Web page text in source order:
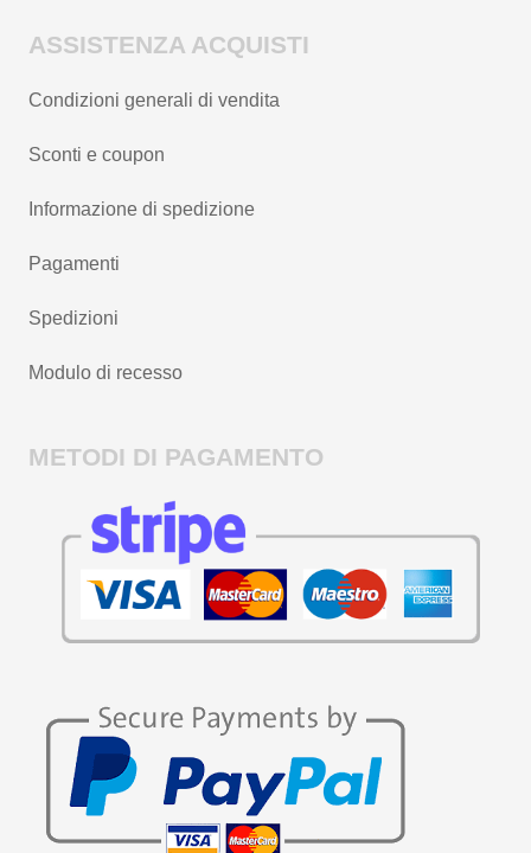
ASSISTENZA ACQUISTI
Condizioni generali di vendita
Sconti e coupon
Informazione di spedizione
Pagamenti
Spedizioni
Modulo di recesso
METODI DI PAGAMENTO